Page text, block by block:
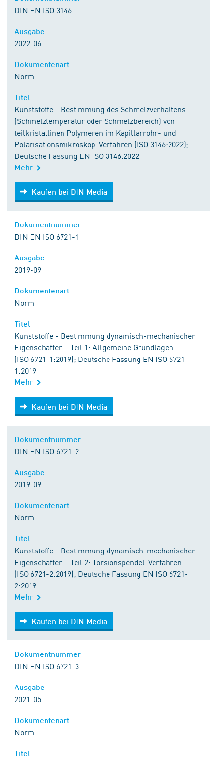
DIN EN ISO 3146
2022-06
Norm
Kunststoffe - Bestimmung des Schmelzverhaltens
(Schmelztemperatur oder Schmelzbereich) von
teilkristallinen Polymeren im Kapillarrohr- und
Polarisationsmikroskop-Verfahren (ISO 3146:2022);
Deutsche Fassung EN ISO 3146:2022
Mehr
Kaufen bei DIN Media
Kaufen bei DIN Media
DIN EN ISO 6721-1
2019-09
Norm
Kunststoffe - Bestimmung dynamisch-mechanischer
Eigenschaften - Teil 1: Allgemeine Grundlagen
(ISO 6721-1:2019); Deutsche Fassung EN ISO 6721-
1:2019
Mehr
Kaufen bei DIN Media
Kaufen bei DIN Media
DIN EN ISO 6721-2
2019-09
Norm
Kunststoffe - Bestimmung dynamisch-mechanischer
Eigenschaften - Teil 2: Torsionspendel-Verfahren
(ISO 6721-2:2019); Deutsche Fassung EN ISO 6721-
2:2019
Mehr
Kaufen bei DIN Media
Kaufen bei DIN Media
DIN EN ISO 6721-3
2021-05
Norm